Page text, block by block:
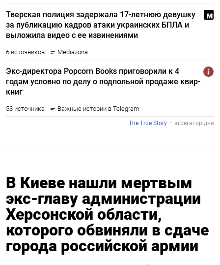
В Киеве нашли мертвым
экс-главу администрации
Херсонской области,
которого обвиняли в сдаче
города российской армии